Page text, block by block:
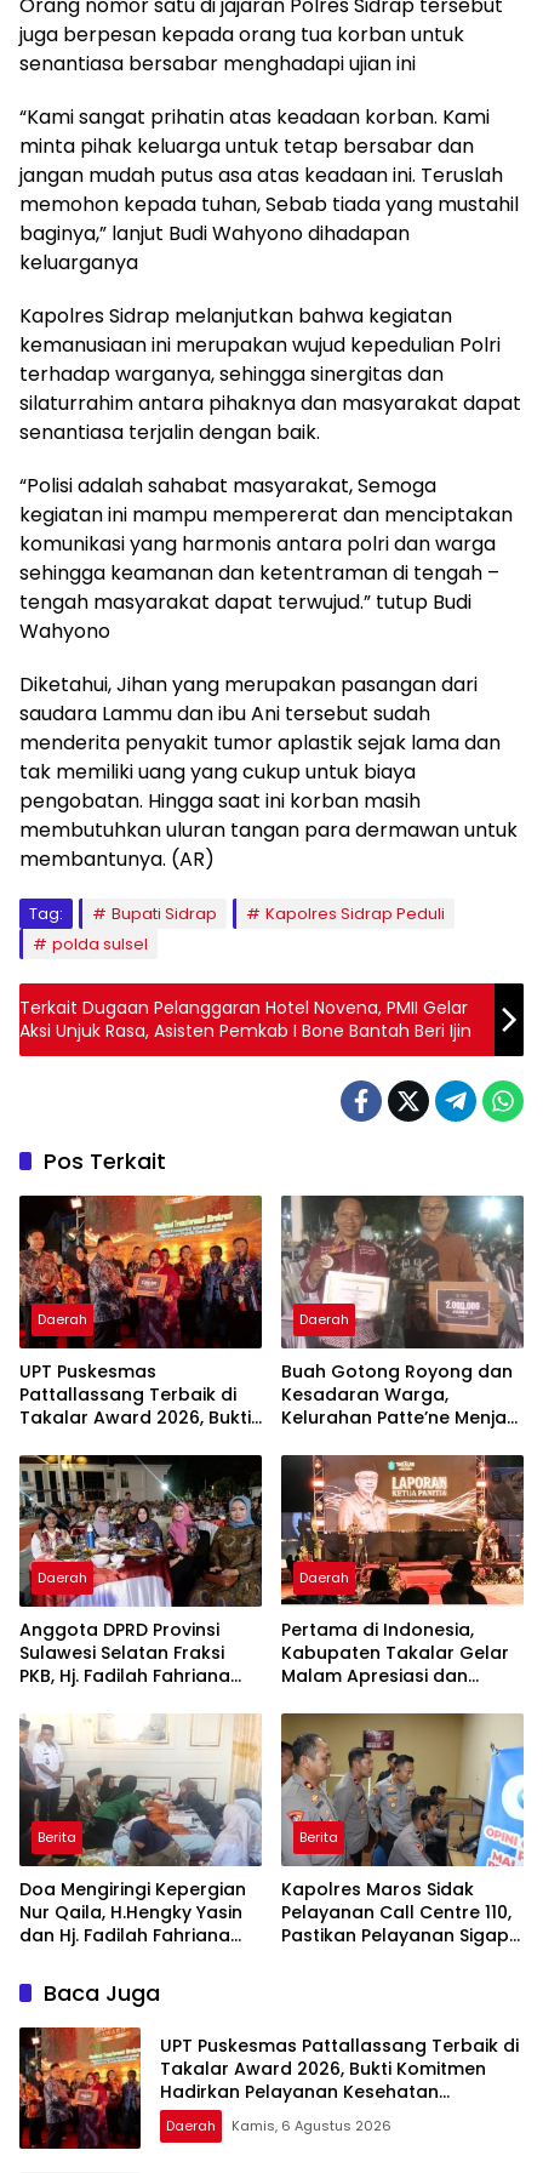
juga berpesan kepada orang tua korban untuk
senantiasa bersabar menghadapi ujian ini
“Kami sangat prihatin atas keadaan korban. Kami
minta pihak keluarga untuk tetap bersabar dan
jangan mudah putus asa atas keadaan ini. Teruslah
memohon kepada tuhan, Sebab tiada yang mustahil
baginya,” lanjut Budi Wahyono dihadapan
keluarganya
Kapolres Sidrap melanjutkan bahwa kegiatan
kemanusiaan ini merupakan wujud kepedulian Polri
terhadap warganya, sehingga sinergitas dan
silaturrahim antara pihaknya dan masyarakat dapat
senantiasa terjalin dengan baik.
“Polisi adalah sahabat masyarakat, Semoga
kegiatan ini mampu mempererat dan menciptakan
komunikasi yang harmonis antara polri dan warga
sehingga keamanan dan ketentraman di tengah –
tengah masyarakat dapat terwujud.” tutup Budi
Wahyono
Diketahui, Jihan yang merupakan pasangan dari
saudara Lammu dan ibu Ani tersebut sudah
menderita penyakit tumor aplastik sejak lama dan
tak memiliki uang yang cukup untuk biaya
pengobatan. Hingga saat ini korban masih
membutuhkan uluran tangan para dermawan untuk
membantunya. (AR)
Tag: Bupati Sidrap
Kapolres Sidrap Peduli
polda sulsel
Terkait Dugaan Pelanggaran Hotel Novena, PMII Gelar
Aksi Unjuk Rasa, Asisten Pemkab I Bone Bantah Beri Ijin
Pos Terkait
Daerah
UPT Puskesmas
Pattallassang Terbaik di
Takalar Award 2026, Bukti
Pelayanan Kesehatan
Berkualitas
Daerah
Buah Gotong Royong dan
Kesadaran Warga,
Kelurahan Patte’ne Menjadi
2026
Daerah
Anggota DPRD Provinsi
Sulawesi Selatan Fraksi
PKB, Hj. Fadilah Fahriana
Takalar Menyalakan
Lentera Pengabdian
Melalui Malam Apresiasi
dan Inovasi Award 2026
Daerah
Pertama di Indonesia,
Kabupaten Takalar Gelar
Malam Apresiasi dan
Panggung Penghargaan
bagi Pelayan Publik
Berprestasi
Berita
Doa Mengiringi Kepergian
Nur Qaila, H.Hengky Yasin
dan Hj. Fadilah Fahriana
Keluarga
Berita
Kapolres Maros Sidak
Pelayanan Call Centre 110,
Pastikan Pelayanan Sigap
Baca Juga
UPT Puskesmas Pattallassang Terbaik di
Takalar Award 2026, Bukti Komitmen
Hadirkan Pelayanan Kesehatan
Berkualitas
Daerah Kamis, 6 Agustus 2026